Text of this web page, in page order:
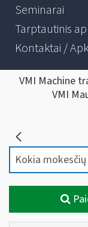
Seminarai
Tarptautinis
Kontaktai /
VMI Machine
VMI